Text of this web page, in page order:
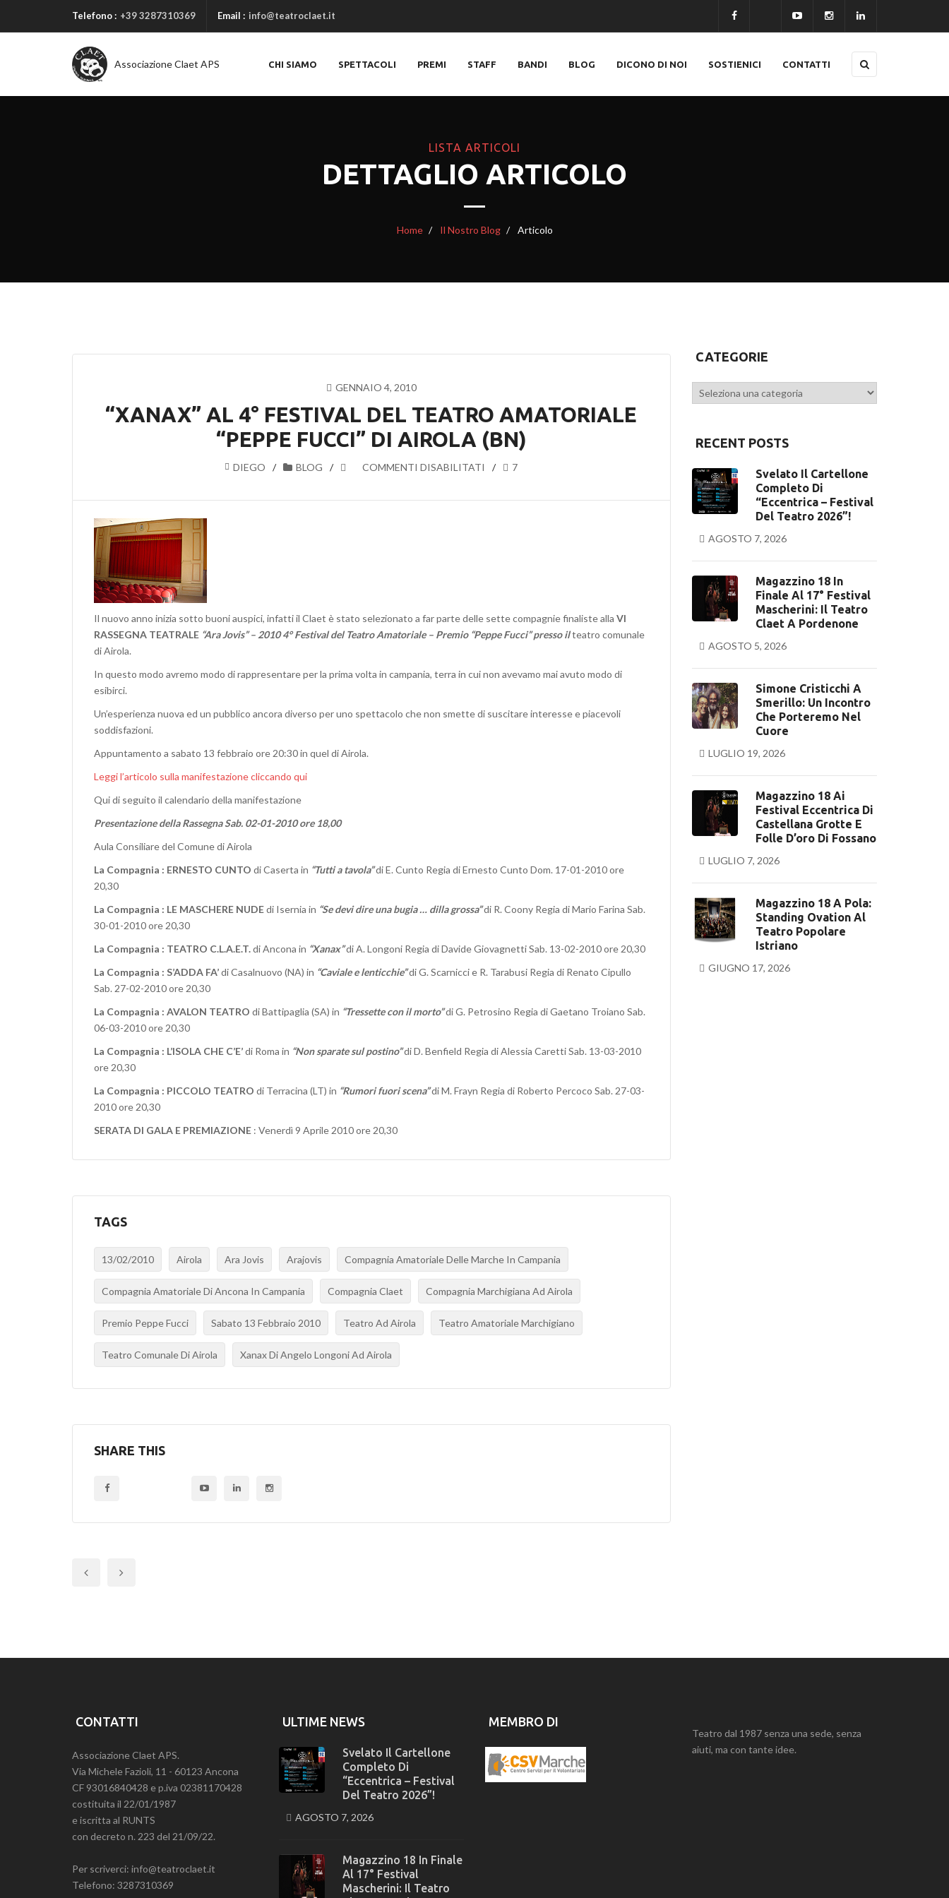
Telefono : +39 3287310369 Email : info@teatroclaet.it
Associazione Claet APS CHI SIAMO SPETTACOLI PREMI STAFF BANDI BLOG DICONO DI NOI SOSTIENICI CONTATTI
LISTA ARTICOLI
DETTAGLIO ARTICOLO
Home Il Nostro Blog Articolo
GENNAIO 4, 2010
“XANAX” AL 4° FESTIVAL DEL TEATRO AMATORIALE
“PEPPE FUCCI” DI AIROLA (BN)
DIEGO BLOG COMMENTI DISABILITATI
SU
AL
FUCCI”
DI
7
Il nuovo anno inizia sotto buoni auspici, infatti il Claet è stato selezionato a far parte delle sette compagnie finaliste alla VI
RASSEGNA TEATRALE “Ara Jovis” – 20104° Festival del Teatro Amatoriale – Premio “Peppe Fucci” presso ilteatro comunale
di Airola.
In questo modo avremo modo di rappresentare per la prima volta in campania, terra in cui non avevamo mai avuto modo di
esibirci.
Un’esperienza nuova ed un pubblico ancora diverso per uno spettacolo che non smette di suscitare interesse e piacevoli
soddisfazioni.
Appuntamento a sabato 13 febbraio ore 20:30 in quel di Airola.
Leggi l’articolo sulla manifestazione cliccando qui
Qui di seguito il calendario della manifestazione
Presentazione della Rassegna Sab. 02-01-2010 ore 18,00
Aula Consiliare del Comune di Airola
La Compagnia : ERNESTO CUNTO di Caserta in “Tutti a tavola”di E. Cunto Regia di Ernesto Cunto Dom. 17-01-2010 ore
20,30
La Compagnia : LE MASCHERE NUDEdi Isernia in “Se devi dire una bugia … dilla grossa”di R. Coony Regia di Mario Farina Sab.
30-01-2010 ore 20,30
La Compagnia : TEATRO C.L.A.E.T.diAncona in “Xanax”di A. Longoni Regia di Davide Giovagnetti Sab. 13-02-2010 ore 20,30
La Compagnia : S’ADDA FA’di Casalnuovo (NA) in “Caviale e lenticchie”di G. Scarnicci e R. Tarabusi Regia di Renato Cipullo
Sab. 27-02-2010 ore 20,30
La Compagnia : AVALON TEATRO di Battipaglia (SA) in “Tressette con il morto”di G. Petrosino Regia di Gaetano Troiano Sab.
06-03-2010 ore 20,30
La Compagnia : L’ISOLA CHE C’E’di Roma in “Non sparate sul postino”di D. Benfield Regia di Alessia Caretti Sab. 13-03-2010
ore 20,30
La Compagnia : PICCOLO TEATRO di Terracina (LT) in “Rumori fuori scena”di M. Frayn Regia di Roberto Percoco Sab. 27-03-
2010 ore 20,30
SERATA DI GALA E PREMIAZIONE : Venerdì 9 Aprile 2010 ore 20,30
TAGS
13/02/2010 Airola Ara Jovis Arajovis Compagnia Amatoriale Delle Marche In Campania
Compagnia Amatoriale Di Ancona In Campania Compagnia Claet Compagnia Marchigiana Ad Airola
Premio Peppe Fucci Sabato 13 Febbraio 2010 Teatro Ad Airola Teatro Amatoriale Marchigiano
Teatro Comunale Di Airola Xanax Di Angelo Longoni Ad Airola
SHARE THIS
CATEGORIE
Categorie
RECENT POSTS
Svelato Il Cartellone
Completo Di
“Eccentrica – Festival
Del Teatro 2026”!
AGOSTO 7, 2026
Magazzino 18 In
Finale Al 17° Festival
Mascherini: Il Teatro
Claet A Pordenone
AGOSTO 5, 2026
Simone Cristicchi A
Smerillo: Un Incontro
Che Porteremo Nel
Cuore
LUGLIO 19, 2026
Magazzino 18 Ai
Festival Eccentrica Di
Castellana Grotte E
Folle D’oro Di Fossano
LUGLIO 7, 2026
Magazzino 18 A Pola:
Standing Ovation Al
Teatro Popolare
Istriano
GIUGNO 17, 2026
CONTATTI
Associazione Claet APS.
Via Michele Fazioli, 11 - 60123 Ancona
CF 93016840428 e p.iva 02381170428
costituita il 22/01/1987
e iscritta al RUNTS
con decreto n. 223 del 21/09/22.
Per scriverci: info@teatroclaet.it
Telefono: 3287310369
ULTIME NEWS
Svelato Il Cartellone
Completo Di
“Eccentrica – Festival
Del Teatro 2026”!
AGOSTO 7, 2026
Magazzino 18 In Finale
Al 17° Festival
Mascherini: Il Teatro
MEMBRO DI
Teatro dal 1987 senza una sede, senza
aiuti, ma con tante idee.